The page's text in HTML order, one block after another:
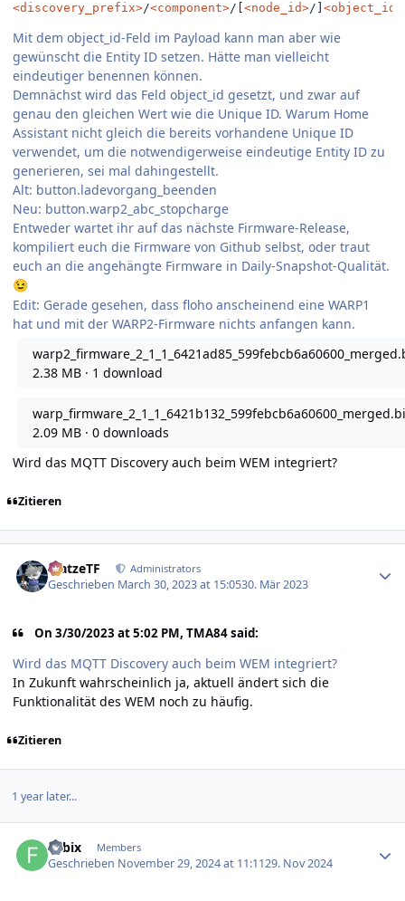
<discovery_prefix>/<component>/[ <node_id>/] <object_id>
Mit dem object_id-Feld im Payload kann man aber wie
gewünscht die Entity ID setzen. Hätte man vielleicht
eindeutiger benennen können.
Demnächst wird das Feld object_id gesetzt, und zwar auf
genau den gleichen Wert wie die Unique ID. Warum Home
Assistant nicht gleich die bereits vorhandene Unique ID
verwendet, um die notwendigerweise eindeutige Entity ID zu
generieren, sei mal dahingestellt.
Alt: button.ladevorgang_beenden
Neu: button.warp2_abc_stopcharge
Entweder wartet ihr auf das nächste Firmware-Release,
kompiliert euch die Firmware von Github selbst, oder traut
euch an die angehängte Firmware in Daily-Snapshot-Qualität.
😉
Edit: Gerade gesehen, dass floho anscheinend eine WARP1
hat und mit der WARP2-Firmware nichts anfangen kann.
2.38 MB· 1 download
2.09 MB· 0 downloads
Wird das MQTT Discovery auch beim WEM integriert?
Zitieren
MatzeTF Administrators
Geschrieben March 30, 2023 at 15:0530. Mär 2023
On 3/30/2023 at 5:02 PM, TMA84 said:
Wird das MQTT Discovery auch beim WEM integriert?
In Zukunft wahrscheinlich ja, aktuell ändert sich die
Funktionalität des WEM noch zu häufig.
Zitieren
1 year later...
Fabix Members
Geschrieben November 29, 2024 at 11:1129. Nov 2024